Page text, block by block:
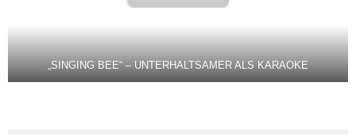
„SINGING BEE“ – UNTERHALTSAMER ALS KARAOKE